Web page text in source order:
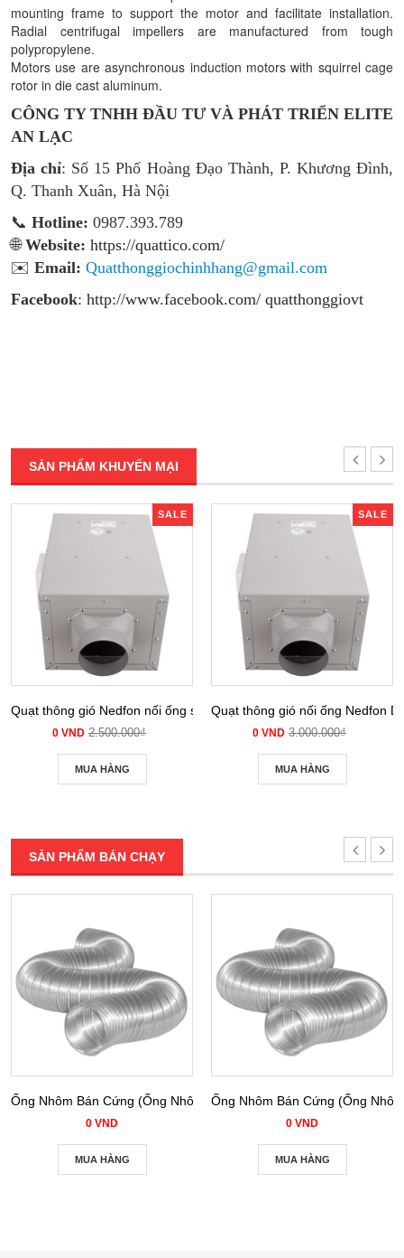
mounting frame to support the motor and facilitate installation.
Radial centrifugal impellers are manufactured from tough
polypropylene.
Motors use are asynchronous induction motors with squirrel cage
rotor in die cast aluminum.
CÔNG TY TNHH ĐẦU TƯ VÀ PHÁT TRIỂN ELITE
AN LẠC
Địa chỉ: Số 15 Phố Hoàng Đạo Thành, P. Khương Đình,
Q. Thanh Xuân, Hà Nội
📞 Hotline: 0987.393.789
🌐Website: https://quattico.com/
✉️ Email: Quatthonggiochinhhang@gmail.com
Facebook: http://www.facebook.com/ quatthonggiovt
SẢN PHẨM KHUYẾN MẠI
SALE
Quạt thông gió Nedfon nối ống siêu âm DPT 10-12B
0 VND 2.500.000₫
MUA HÀNG
SALE
Quạt thông gió nối ống Nedfon
0 VND 3.000.000₫
MUA HÀNG
SẢN PHẨM BÁN CHẠY
Ống Nhôm Bán Cứng (Ống Nhôm Nhún) phi 100
0 VND
MUA HÀNG
Ống Nhôm Bán Cứng (Ống
0 VND
MUA HÀNG